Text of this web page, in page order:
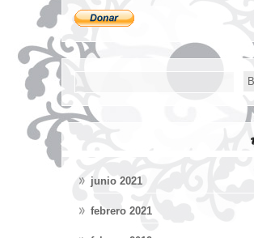
junio 2021
febrero 2021